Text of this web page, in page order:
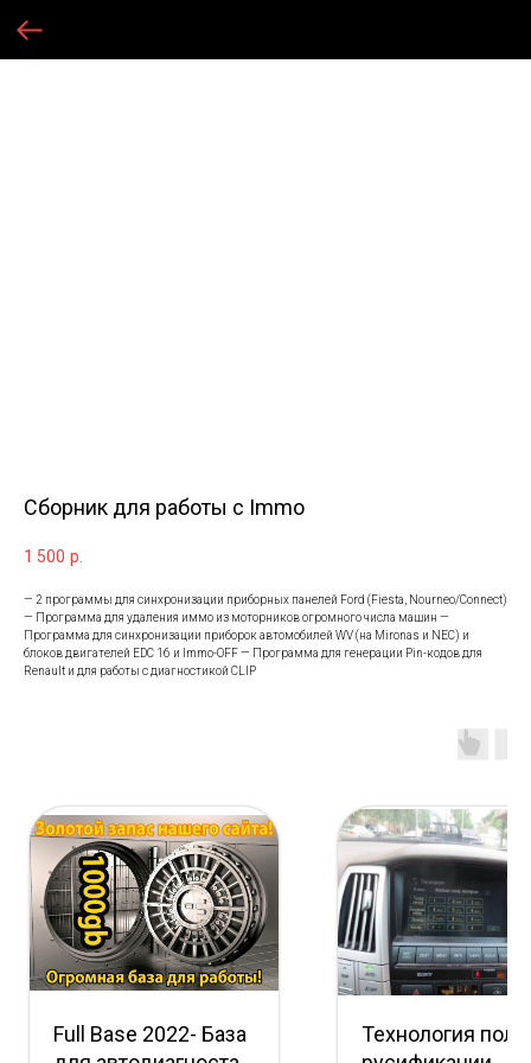
Cборник для работы с Immo
1 500 р.
— 2 программы для синхронизации приборных панелей Ford (Fiesta, Nourneo/Connect)
— Программа для удаления иммо из моторников огромного числа машин —
Программа для синхронизации приборок автомобилей WV (на Mironas и NEC) и
блоков двигателей EDC 16 и Immo-OFF — Программа для генерации Pin-кодов для
Renault и для работы с диагностикой CLIP
Full Base 2022- База
Технология